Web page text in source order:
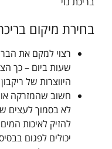
בחירת מיקום
רצוי למקם את
שעות ביום – כך
היווצרות של
חשוב שהמזרקה או
לא בסמוך לעצים
להזיק לאיכות
יכולים לפגום